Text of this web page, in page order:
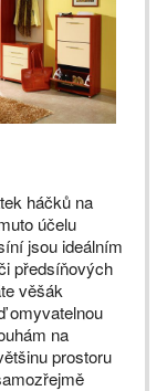
háčků na
účelu
jsou ideálním
předsíňových
věšák
omyvatelnou
na
prostoru